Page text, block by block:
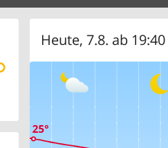
Heute, 7.8. ab 19:40